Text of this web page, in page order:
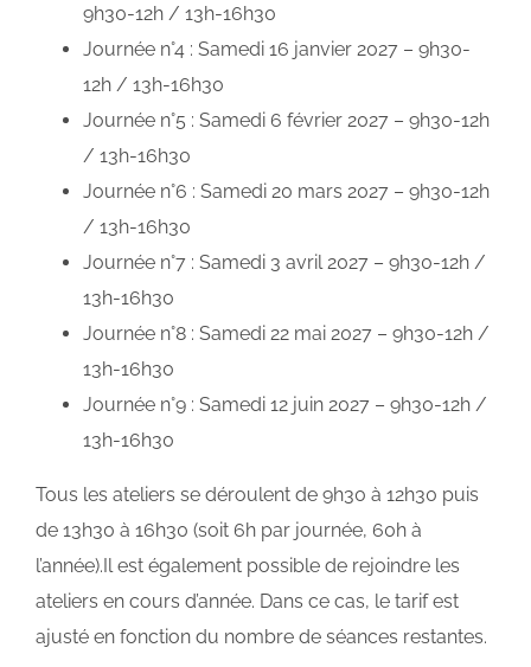
9h30-12h / 13h-16h30
Journée n°4 : Samedi 16 janvier 2027 – 9h30-
12h / 13h-16h30
Journée n°5 : Samedi 6 février 2027 – 9h30-12h
/ 13h-16h30
Journée n°6 : Samedi 20 mars 2027 – 9h30-12h
/ 13h-16h30
Journée n°7 : Samedi 3 avril 2027 – 9h30-12h /
13h-16h30
Journée n°8 : Samedi 22 mai 2027 – 9h30-12h /
13h-16h30
Journée n°9 : Samedi 12 juin 2027 – 9h30-12h /
13h-16h30
Tous les ateliers se déroulent de 9h30 à 12h30 puis
de 13h30 à 16h30 (soit 6h par journée, 60h à
l’année).Il est également possible de rejoindre les
ateliers en cours d’année. Dans ce cas, le tarif est
ajusté en fonction du nombre de séances restantes.